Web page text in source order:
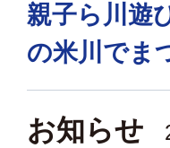
親子ら川遊
の米川で
お知らせ